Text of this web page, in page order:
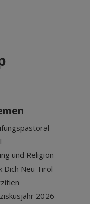
und Religion
Dich Neu Tirol
2026